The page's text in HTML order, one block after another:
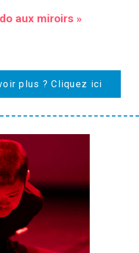
aux miroirs »
plus ? Cliquez ici